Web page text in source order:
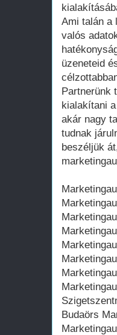
Ami talán a
valós
üzeneteid
Partnerünk
kialakítani
akár nagy
tudnak
beszéljük
Budaörs